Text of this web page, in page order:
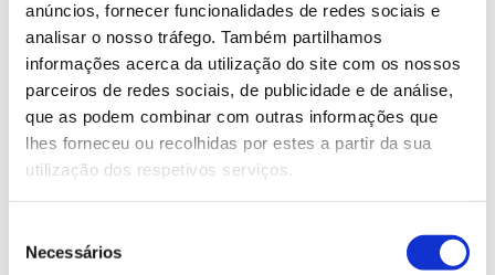
anúncios, fornecer funcionalidades de redes sociais e
analisar o nosso tráfego. Também partilhamos
informações acerca da utilização do site com os nossos
parceiros de redes sociais, de publicidade e de análise,
que as podem combinar com outras informações que
lhes forneceu ou recolhidas por estes a partir da sua
utilização dos respetivos serviços.
Necessários
do chamado abeto espanholAbies pinsaposubsp.
pinsapo.
Introduções e limitações da
primeira lista de árvores do
Mediterrâneo
identifica nesta região uma série de espécies que não